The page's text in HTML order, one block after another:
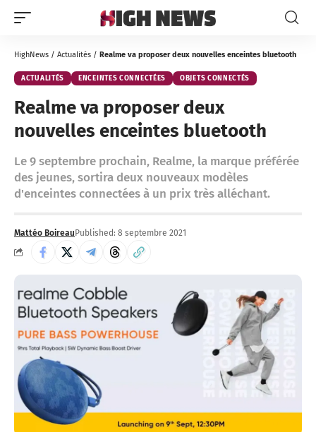
HighNews / Actualités / Realme va proposer deux nouvelles enceintes bluetooth
ACTUALITÉS ENCEINTES CONNECTÉES OBJETS CONNECTÉS
Realme va proposer deux
nouvelles enceintes bluetooth
Le 9 septembre prochain, Realme, la marque préférée
des jeunes, sortira deux nouveaux modèles
d'enceintes connectées à un prix très alléchant.
Mattéo Boireau Published: 8 septembre 2021